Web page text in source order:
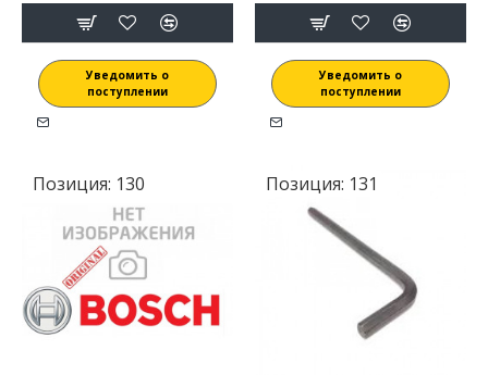
Уведомить о
поступлении
Уведомить о
поступлении
Позиция: 130 Позиция: 131